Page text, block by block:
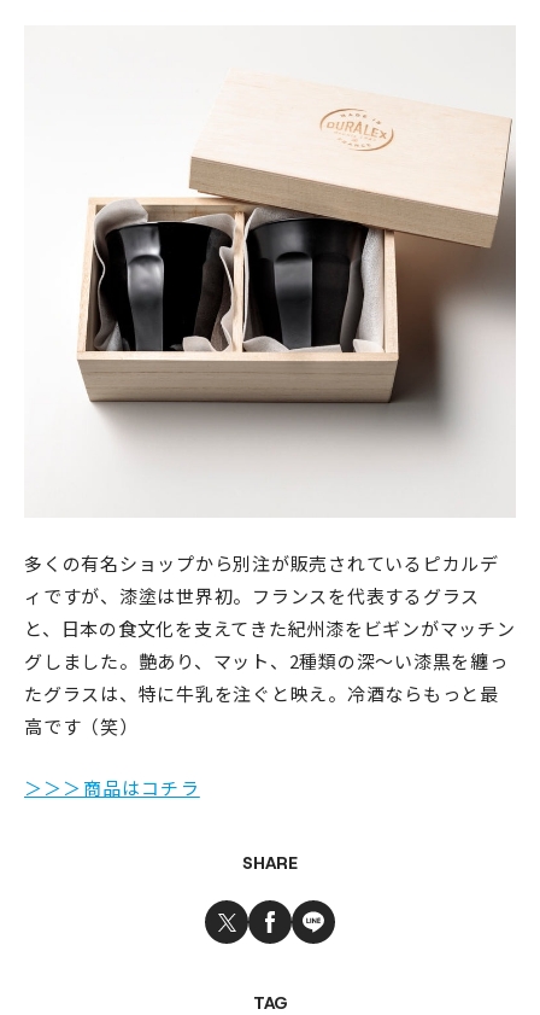
多くの有名ショップから別注が販売されているピカルデ
ィですが、漆塗は世界初。フランスを代表するグラス
と、日本の食文化を支えてきた紀州漆をビギンがマッチン
グしました。艶あり、マット、2種類の深～い漆黒を纏っ
たグラスは、特に牛乳を注ぐと映え。冷酒ならもっと最
高です（笑）
＞＞＞商品はコチラ
SHARE
TAG